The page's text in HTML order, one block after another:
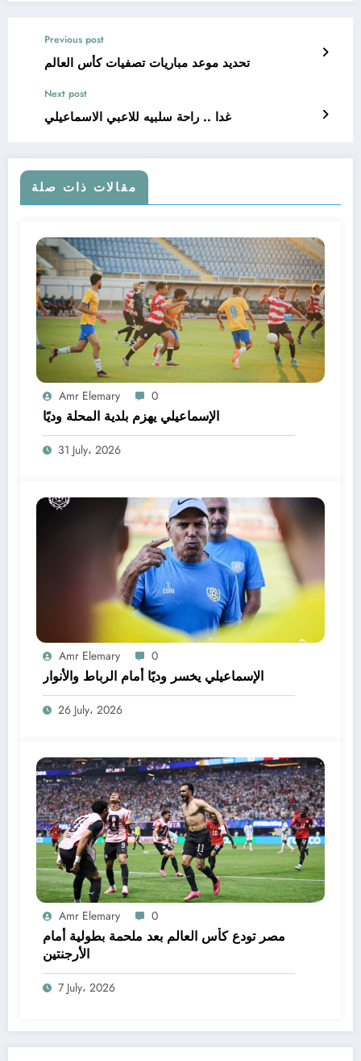
Previous post
تحديد موعد مباريات تصفيات كأس العالم
Next post
غدا .. راحة سلبيه للاعبي الاسماعيلي
مقالات ذات صلة
Amr Elemary 0
الإسماعيلي يهزم بلدية المحلة وديًا
31 July، 2026
Amr Elemary 0
الإسماعيلي يخسر وديًا أمام الرباط والأنوار
26 July، 2026
Amr Elemary 0
مصر تودع كأس العالم بعد ملحمة بطولية أمام
الأرجنتين
7 July، 2026